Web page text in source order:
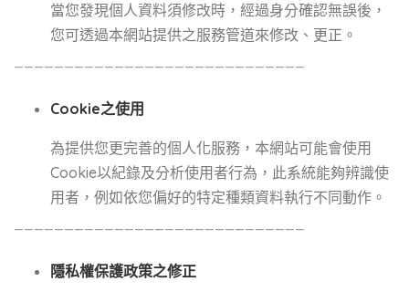
當您發現個人資料須修改時，經過身分確認無誤後，
您可透過本網站提供之服務管道來修改、更正。
Cookie之使用
為提供您更完善的個人化服務，本網站可能會使用
Cookie以紀錄及分析使用者行為，此系統能夠辨識使
用者，例如依您偏好的特定種類資料執行不同動作。
隱私權保護政策之修正